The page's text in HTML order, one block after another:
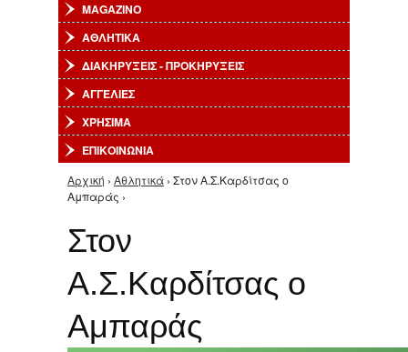
MAGAZINO
ΑΘΛΗΤΙΚΑ
ΔΙΑΚΗΡΥΞΕΙΣ - ΠΡΟΚΗΡΥΞΕΙΣ
ΑΓΓΕΛΙΕΣ
ΧΡΗΣΙΜΑ
ΕΠΙΚΟΙΝΩΝΙΑ
Είστε εδώ
Αρχική › Αθλητικά › Στον Α.Σ.Καρδίτσας ο
Αμπαράς ›
Στον
Α.Σ.Καρδίτσας ο
Αμπαράς